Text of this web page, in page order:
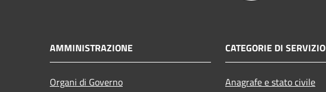
AMMINISTRAZIONE
Organi di Governo
CATEGORIE DI SERVIZIO
Anagrafe e stato civile